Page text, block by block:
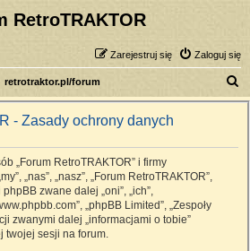
RetroTRAKTOR
Zaloguj się
Zarejestruj się
retrotraktor.pl/forum
z
- Zasady ochrony danych
„Forum RetroTRAKTOR” i firmy
„nas”, „nasz”, „Forum RetroTRAKTOR”,
zwane dalej „oni”, „ich”,
„phpBB Limited”, „Zespoły
zwanymi dalej „informacjami o tobie”
twojej sesji na forum.